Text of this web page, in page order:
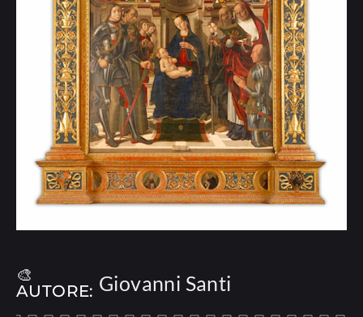
🎨
AUTORE: Giovanni Santi